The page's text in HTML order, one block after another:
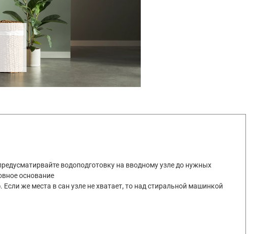
водоподготовку на вводному узле до нужных
основание
же места в сан узле не хватает, то над стиральной машинкой